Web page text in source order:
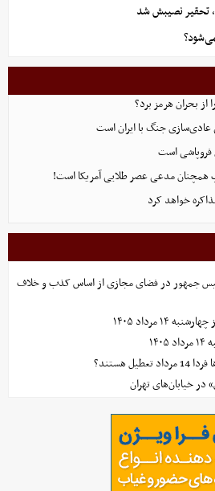
تحقیر نصیبش شد
بحران هرمز برد؟
عادی‌سازی جنگ با ایران است
فروپاشی است
همچنان مدعی عصر طلایی آمریکا است!
خواهد کرد
جمهور در فضای مجازی از اساس کذب و خلاف
مرداد ۱۴۰۵
هستند؟
در خیابان‌های تهران